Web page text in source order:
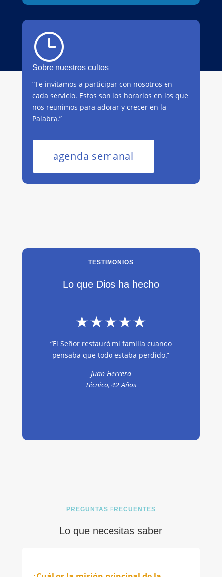
}
Sobre nuestros cultos
“Te invitamos a participar con nosotros en
cada servicio. Estos son los horarios en los que
nos reunimos para adorar y crecer en la
Palabra.”
agenda semanal
TESTIMONIOS
Lo que Dios ha hecho
★★★★★
“El Señor restauró mi familia cuando
pensaba que todo estaba perdido.”
Juan Herrera
Técnico, 42 Años
PREGUNTAS FRECUENTES
Lo que necesitas saber